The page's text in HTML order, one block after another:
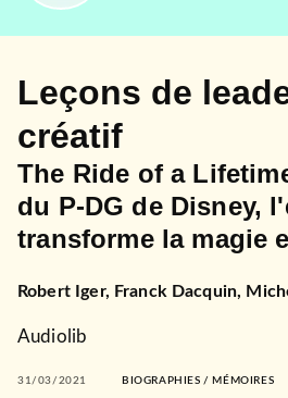
Leçons de
créatif
The Ride of a
du P-DG de Disney,
transforme la magie
Robert Iger, Franck Dacquin,
Audiolib
31/03/2021 BIOGRAPHIES / MÉMOIRES